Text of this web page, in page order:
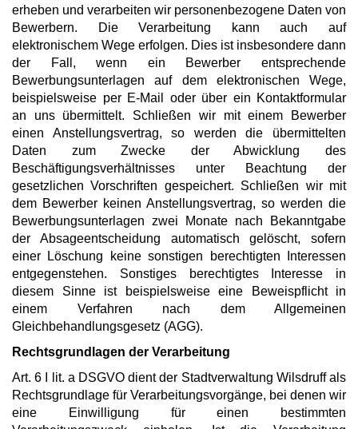
erheben und verarbeiten wir personenbezogene Daten von
Bewerbern. Die Verarbeitung kann auch auf
elektronischem Wege erfolgen. Dies ist insbesondere dann
der Fall, wenn ein Bewerber entsprechende
Bewerbungsunterlagen auf dem elektronischen Wege,
beispielsweise per E-Mail oder über ein Kontaktformular
an uns übermittelt. Schließen wir mit einem Bewerber
einen Anstellungsvertrag, so werden die übermittelten
Daten zum Zwecke der Abwicklung des
Beschäftigungsverhältnisses unter Beachtung der
gesetzlichen Vorschriften gespeichert. Schließen wir mit
dem Bewerber keinen Anstellungsvertrag, so werden die
Bewerbungsunterlagen zwei Monate nach Bekanntgabe
der Absageentscheidung automatisch gelöscht, sofern
einer Löschung keine sonstigen berechtigten Interessen
entgegenstehen. Sonstiges berechtigtes Interesse in
diesem Sinne ist beispielsweise eine Beweispflicht in
einem Verfahren nach dem Allgemeinen
Gleichbehandlungsgesetz (AGG).
Rechtsgrundlagen der Verarbeitung
Art. 6 I lit. a DSGVO dient der Stadtverwaltung Wilsdruff als
Rechtsgrundlage für Verarbeitungsvorgänge, bei denen wir
eine Einwilligung für einen bestimmten